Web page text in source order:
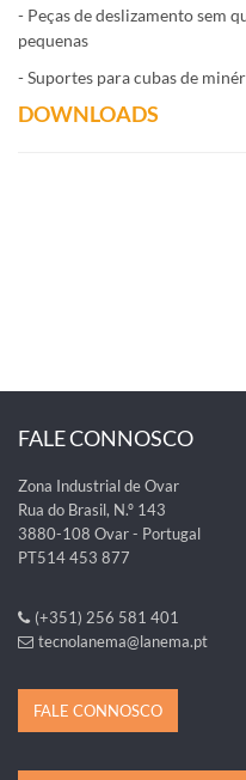
- Peças de deslizamento sem
pequenas
- Suportes para cubas de
DOWNLOADS
FALE CONNOSCO
Zona Industrial de Ovar
Rua do Brasil, N.º 143
3880-108 Ovar - Portugal
PT514 453 877
(+351) 256 581 401
tecnolanema@lanema.pt
FALE CONNOSCO